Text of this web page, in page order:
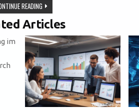
READINGERFOLGREICHE
DATENMIGRATION
IM
FINANZSEKTOR:
STRATEGIEN
UND
HERAUSFORDERUNGEN
MEISTERN
Articles
im